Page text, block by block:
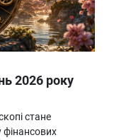
2026 року
стане
фінансових